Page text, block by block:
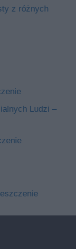
z różnych
Ludzi –